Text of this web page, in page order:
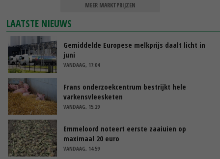
MEER MARKTPRIJZEN
LAATSTE NIEUWS
Gemiddelde Europese melkprijs daalt licht in
juni
VANDAAG, 17:04
Frans onderzoekcentrum bestrijkt hele
varkensvleesketen
VANDAAG, 15:29
Emmeloord noteert eerste zaaiuien op
maximaal 20 euro
VANDAAG, 14:59